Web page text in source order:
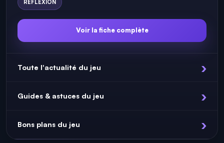
RÉFLEXION
Voir la fiche complète
Toute l'actualité du jeu
Guides & astuces du jeu
Bons plans du jeu